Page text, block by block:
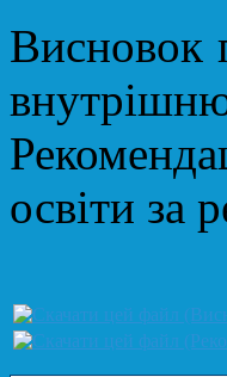
Висновок
освіти за